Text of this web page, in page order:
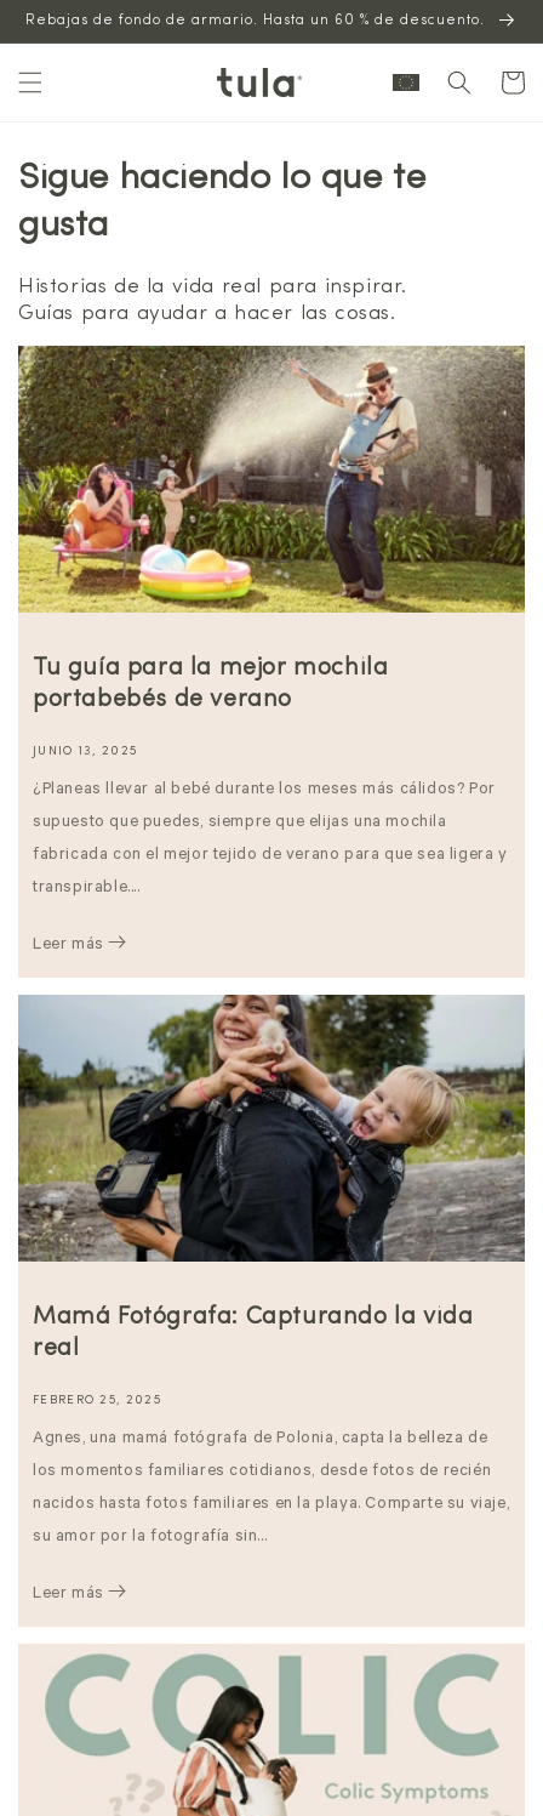
Saltar al
contenido
Rebajas de fondo de armario. Hasta un 60 % de descuento.
Carrito
Sigue haciendo lo que te
gusta
Historias de la vida real para inspirar.
Guías para ayudar a hacer las cosas.
Tu guía para la mejor mochila
portabebés de verano
JUNIO 13, 2025
¿Planeas llevar al bebé durante los meses más cálidos? Por
supuesto que puedes, siempre que elijas una mochila
fabricada con el mejor tejido de verano para que sea ligera y
transpirable....
Leer más
Mamá Fotógrafa: Capturando la vida
real
FEBRERO 25, 2025
Agnes, una mamá fotógrafa de Polonia, capta la belleza de
los momentos familiares cotidianos, desde fotos de recién
nacidos hasta fotos familiares en la playa. Comparte su viaje,
su amor por la fotografía sin...
Leer más